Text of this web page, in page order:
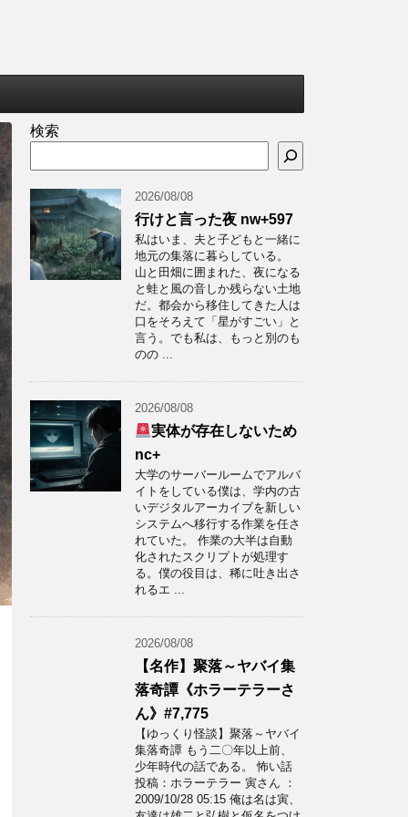
検索
2026/08/08
行けと言った夜 nw+597
私はいま、夫と子どもと一緒に
地元の集落に暮らしている。
山と田畑に囲まれた、夜になる
と蛙と風の音しか残らない土地
だ。都会から移住してきた人は
口をそろえて「星がすごい」と
言う。でも私は、もっと別のも
のの ...
2026/08/08
実体が存在しないため
nc+
大学のサーバールームでアルバ
イトをしている僕は、学内の古
いデジタルアーカイブを新しい
システムへ移行する作業を任さ
れていた。 作業の大半は自動
化されたスクリプトが処理す
る。僕の役目は、稀に吐き出さ
れるエ ...
2026/08/08
【名作】聚落～ヤバイ集
落奇譚《ホラーテラーさ
ん》#7,775
【ゆっくり怪談】聚落～ヤバイ
集落奇譚 もう二〇年以上前、
少年時代の話である。 怖い話
投稿：ホラーテラー 寅さん ：
2009/10/28 05:15 俺は名は寅、